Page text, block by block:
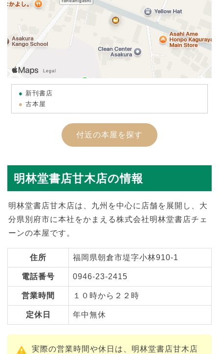
新刊書店
古本屋
付近の本屋を探す
明林堂書店甘木店の情報
明林堂書店甘木店は、九州を中心に店舗を展開し、大
分県別府市に本社をかまえる株式会社明林堂書店チェ
ーンの本屋です。
住所 福岡県朝倉市堤字小林910-1
電話番号 0946-23-2415
営業時間 １０時から２２時
定休日 年中無休
実際の営業時間や休日は、明林堂書店甘木店